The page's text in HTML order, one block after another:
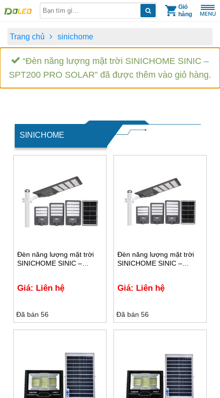
Giỏ
hàng
Trang chủ sinichome
“Đèn năng lượng mặt trời SINICHOME SINIC –
SPT200 PRO SOLAR” đã được thêm vào giỏ hàng.
SINICHOME
Đèn năng lượng mặt trời
SINICHOME SINIC –
Giá: Liên hệ
Đã bán 56
Đèn năng lượng mặt trời
SINICHOME SINIC –
Giá: Liên hệ
Đã bán 56